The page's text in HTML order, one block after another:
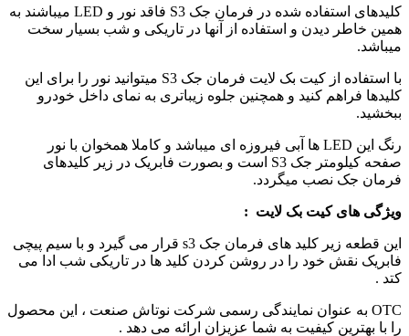
کلیدهای استفاده شده در فرمان جک S3 فاقد نور و LED میباشند به
همین خاطر دیدن و استفاده از آنها در تاریکی و شب بسیار سخت
میباشد.
با استفاده از کیت بک لایت فرمان جک S3 میتوانید نور را برای این
کلیدها فراهم کنید و همچنین جلوه زیباتری به نمای داخل خودرو
ببخشید.
رنگ این LED ها آبی فیروزه ای میباشد و کاملا همخوان با نور
صفحه کیلومتر جک S3 است و بصورت فابریک در زیر کلیدهای
فرمان جک نصب میگردد.
ویژگی های کیت بک لایت :
این قطعه زیر کلید های فرمان جک s3 قرار می گیرد و با سیم پیچی
فابریک نقش خود را در روشن کردن کلید ها در تاریکی شب ادا می
کتد .
OTC به عنوان نمایندگی رسمی شرکت نوتاش صنعت ، این محصول
را با بهترین کیفیت به شما عزیزان ارائه می دهد .